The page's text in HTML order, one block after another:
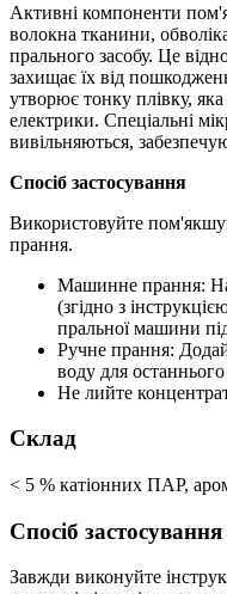
Активні компоненти
волокна тканини,
прального засобу. Це
захищає їх від
утворює тонку плівку,
електрики. Спеціальні
вивільняються,
Спосіб застосування
Використовуйте
прання.
Машинне прання:
(згідно з
пральної машини
Ручне прання:
воду для
Не лийте
Склад
< 5 % катіонних ПАР,
Спосіб застосування
Завжди виконуйте